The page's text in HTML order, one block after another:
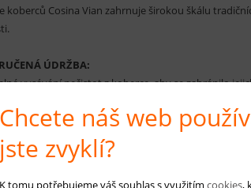
koberců Cosina Vian zahrnuje širokou škálu
ÚDRŽBA:
vysávání nečistot z koberce, aby se zabránilo
produkt
Chcete náš web
jste zvyklí?
K tomu potřebujeme váš souhlas s využitím cookies,